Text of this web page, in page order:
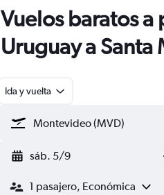
Vuelos baratos
Uruguay a
Ida y vuelta
sáb. 5/9
1 pasajero, Económica